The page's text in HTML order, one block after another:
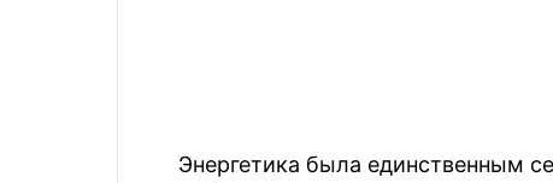
Энергетика была единственным